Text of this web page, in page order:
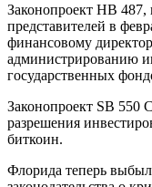
Законопроект HB
представителей в
финансовому
администрированию
государственных
Законопроект SB 550
разрешения
биткоин.
Флорида теперь